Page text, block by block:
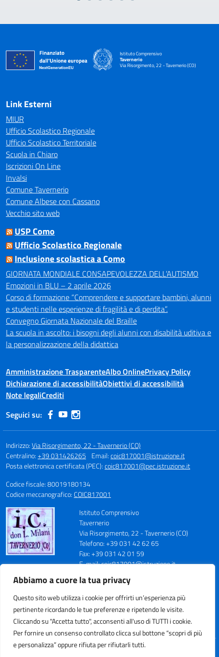
Abbiamo a cuore la tua privacy
Questo sito web utilizza i cookie per offrirti un’esperienza più
pertinente ricordando le tue preferenze e ripetendo le visite.
Cliccando su "Accetta tutto", acconsenti all'uso di TUTTI i cookie.
Per fornire un consenso controllato clicca sul bottone “scopri di più
e personalizza” oppure rifiuta per rifiutarli tutti.
Istituto Comprensivo
Tavernerio
Via Risorgimento, 22 - Tavernerio (CO)
— Visita la pagina iniziale della scuola
Link Esterni
MIUR
Ufficio Scolastico Regionale
Ufficio Scolastico Territoriale
Scuola in Chiaro
Iscrizioni On Line
Invalsi
Comune Tavernerio
Comune Albese con Cassano
Vecchio sito web
USP Como
Ufficio Scolastico Regionale
Inclusione scolastica a Como
GIORNATA MONDIALE CONSAPEVOLEZZA DELL’AUTISMO
Emozioni in BLU – 2 aprile 2026
Corso di formazione “Comprendere e supportare bambini, alunni
e studenti nelle esperienze di fragilità e di perdita”.
Convegno Giornata Nazionale del Braille
La scuola in ascolto: i bisogni degli alunni con disabilità uditiva e
la personalizzazione della didattica
Amministrazione TrasparenteAlbo OnlinePrivacy Policy
Dichiarazione di accessibilitàObiettivi di accessibilità
Note legaliCrediti
Seguici su:
Indirizzo:Via Risorgimento, 22 - Tavernerio (CO)
Centralino:+39 031426265 Email:coic817001@istruzione.it
Posta elettronica certificata (PEC):coic817001@pec.istruzione.it
Codice fiscale: 80019180134
Codice meccanografico:COIC817001
Istituto Comprensivo
Tavernerio
Via Risorgimento, 22 - Tavernerio (CO)
Telefono: +39 031 42 62 65
Fax: +39 031 42 01 59
E-mail: coic817001@istruzione.it
Codice Meccanografico: COIC817001
Codice Fiscale: 80019180134
Cod. IPA: istsc_coic817001
Codice Univoco Ufficio: UFN70S